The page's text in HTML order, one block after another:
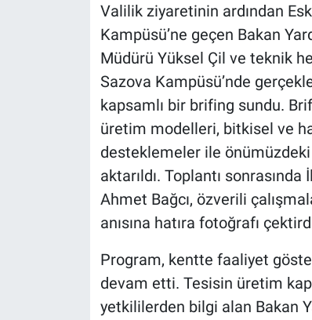
Valilik ziyaretinin ardından
Kampüsü’ne geçen Bakan
Müdürü Yüksel Çil ve teknik
Sazova Kampüsü’nde
kapsamlı bir brifing sundu.
üretim modelleri, bitkisel ve
desteklemeler ile
aktarıldı. Toplantı
Ahmet Bağcı, özverili
anısına hatıra fotoğrafı
Program, kentte faaliyet
devam etti. Tesisin üretim
yetkililerden bilgi alan Bakan